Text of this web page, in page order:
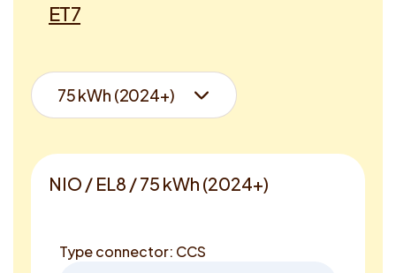
ET7
NIO / EL8 / 75 kWh (2024+)
Type connector: CCS